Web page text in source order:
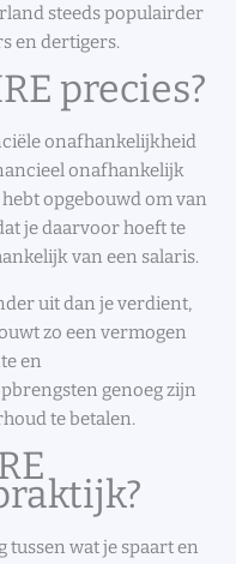
steeds populairder
en dertigers.
precies?
onafhankelijkheid
onafhankelijk
opgebouwd om van
je daarvoor hoeft te
van een salaris.
uit dan je verdient,
zo een vermogen
en
genoeg zijn
te betalen.
tussen wat je spaart en